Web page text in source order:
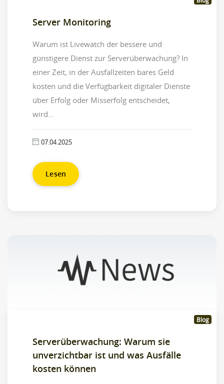
Server Monitoring
Warum ist Livewatch der bessere und
günstigere Dienst zur Serverüberwachung? In
einer Zeit, in der Ausfallzeiten bares Geld
kosten und die Verfügbarkeit digitaler Dienste
über Erfolg oder Misserfolg entscheidet,
wird...
07.04.2025
Lesen
Blog
Serverüberwachung: Warum sie
unverzichtbar ist und was Ausfälle
kosten können